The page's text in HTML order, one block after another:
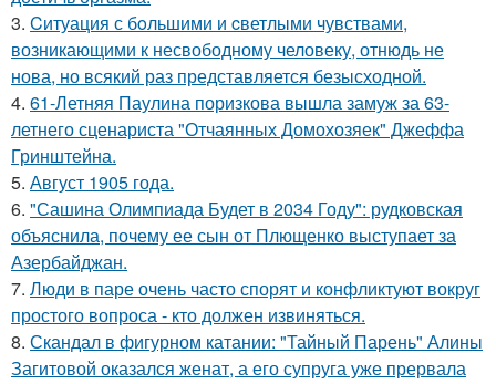
3. Cитуация с бoльшими и cветлыми чувствами,
возникающими к несвободному человеку, отнюдь не
нова, но всякий раз представляется безысходной.
4. 61-Летняя Паулина поризкова вышла замуж за 63-
летнего сценариста "Отчаянных Домохозяек" Джеффа
Гринштейна.
5. Август 1905 года.
6. "Сашина Олимпиада Будет в 2034 Году": рудковская
объяснила, почему ее сын от Плющенко выступает за
Азербайджан.
7. Люди в паре очень часто спорят и конфликтуют вокруг
простого вопроса - кто должен извиняться.
8. Скандал в фигурном катании: "Тайный Парень" Алины
Загитовой оказался женат, а его супруга уже прервала